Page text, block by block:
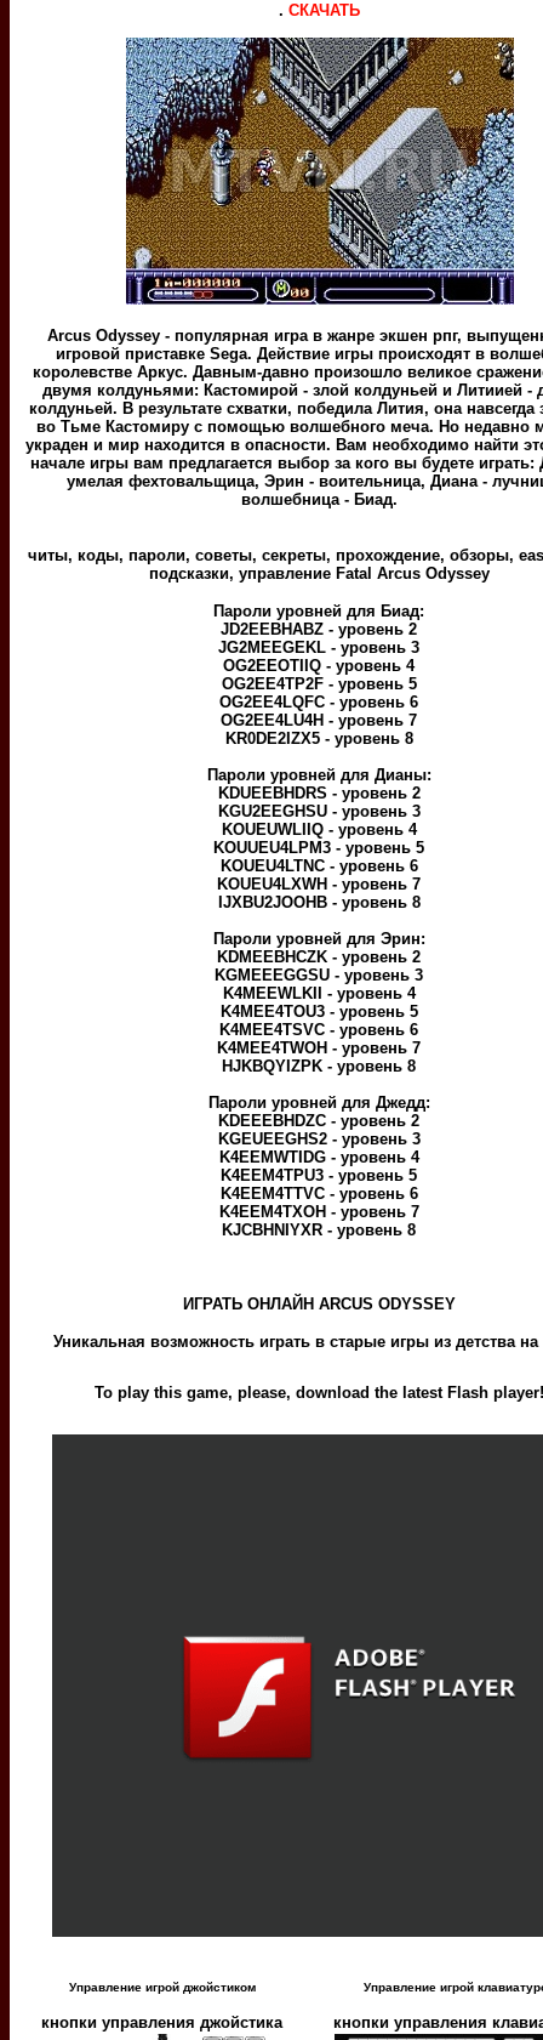
. СКАЧАТЬ
Arcus Odyssey - популярная игра в жанре экшен рпг,
игровой приставке Sega. Действие игры происходят в
королевстве Аркус. Давным-давно произошло великое
двумя колдуньями: Кастомирой - злой колдуньей и Литиией -
колдуньей. В результате схватки, победила Лития, она навсегда
во Тьме Кастомиру с помощью волшебного меча. Но недавно
украден и мир находится в опасности. Вам необходимо найти
начале игры вам предлагается выбор за кого вы будете играть:
умелая фехтовальщица, Эрин - воительница, Диана -
волшебница - Биад.
читы, коды, пароли, советы, секреты, прохождение, обзоры,
подсказки, управление Fatal Arcus Odyssey
Пароли уровней для Биад:
JD2EEBHABZ - уровень 2
JG2MEEGEKL - уровень 3
OG2EEOTIIQ - уровень 4
OG2EE4TP2F - уровень 5
OG2EE4LQFC - уровень 6
OG2EE4LU4H - уровень 7
KR0DE2IZX5 - уровень 8
Пароли уровней для Дианы:
KDUEEBHDRS - уровень 2
KGU2EEGHSU - уровень 3
KOUEUWLIIQ - уровень 4
KOUUEU4LPM3 - уровень 5
KOUEU4LTNC - уровень 6
KOUEU4LXWH - уровень 7
IJXBU2JOOHB - уровень 8
Пароли уровней для Эрин:
KDMEEBHCZK - уровень 2
KGMEEEGGSU - уровень 3
K4MEEWLKII - уровень 4
K4MEE4TOU3 - уровень 5
K4MEE4TSVC - уровень 6
K4MEE4TWOH - уровень 7
HJKBQYIZPK - уровень 8
Пароли уровней для Джедд:
KDEEEBHDZC - уровень 2
KGEUEEGHS2 - уровень 3
K4EEMWTIDG - уровень 4
K4EEM4TPU3 - уровень 5
K4EEM4TTVC - уровень 6
K4EEM4TXOH - уровень 7
KJCBHNIYXR - уровень 8
ИГРАТЬ ОНЛАЙН ARCUS ODYSSEY
Уникальная возможность играть в старые игры из детства на
To play this game, please, download the latest Flash player!
Управление игрой джойстиком
кнопки управления джойстика
Управление игрой
кнопки управления